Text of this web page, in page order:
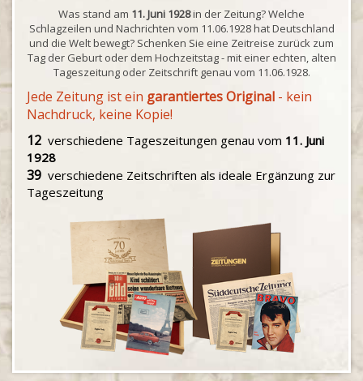
Was stand am 11. Juni 1928in der Zeitung? Welche
Schlagzeilen und Nachrichten vom 11.06.1928 hat Deutschland
und die Welt bewegt? Schenken Sie eine Zeitreise zurück zum
Tag der Geburt oder dem Hochzeitstag - mit einer echten, alten
Tageszeitung oder Zeitschrift genau vom 11.06.1928.
Jede Zeitung ist ein garantiertes Original - kein
Nachdruck, keine Kopie!
12 verschiedene Tageszeitungen genau vom 11. Juni
1928
39 verschiedene Zeitschriften als ideale Ergänzung zur
Tageszeitung